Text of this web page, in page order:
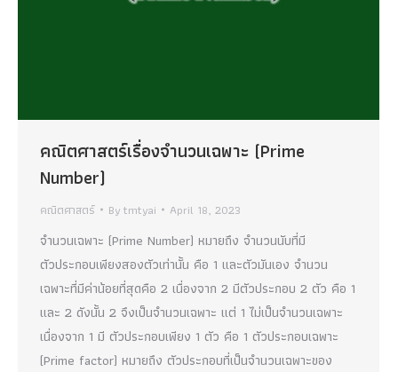
คณิตศาสตร์เรื่องจำนวนเฉพาะ (Prime
Number)
คณิตศาสตร์ Bytmtyai April 18, 2023
จำนวนเฉพาะ (Prime Number) หมายถึง จำนวนนับที่มี
ตัวประกอบเพียงสองตัวเท่านั้น คือ 1 และตัวมันเอง จำนวน
เฉพาะที่มีค่าน้อยที่สุดคือ 2 เนื่องจาก 2 มีตัวประกอบ 2 ตัว คือ 1
และ 2 ดังนั้น 2 จึงเป็นจำนวนเฉพาะ แต่ 1 ไม่เป็นจำนวนเฉพาะ
เนื่องจาก 1 มี ตัวประกอบเพียง 1 ตัว คือ 1 ตัวประกอบเฉพาะ
(Prime factor) หมายถึง ตัวประกอบที่เป็นจำนวนเฉพาะของ